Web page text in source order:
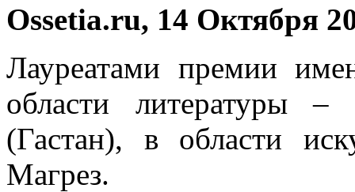
Ossetia.ru, 14 Октября
Лауреатами премии
области литературы –
(Гастан), в области
Магрез.